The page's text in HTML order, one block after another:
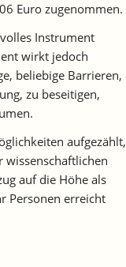
Euro zugenommen.
Instrument
wirkt jedoch
beliebige Barrieren,
zu beseitigen,
aufgezählt,
wissenschaftlichen
auf die Höhe als
Personen erreicht